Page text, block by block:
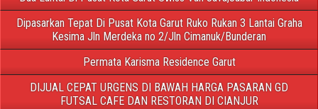
Dipasarkan Tepat Di Pusat Kota Garut Ruko Rukan 3 Lantai Graha
Kesima Jln Merdeka no 2/Jln Cimanuk/Bunderan
Permata Karisma Residence Garut
DIJUAL CEPAT URGENS DI BAWAH HARGA PASARAN GD
FUTSAL CAFE DAN RESTORAN DI CIANJUR